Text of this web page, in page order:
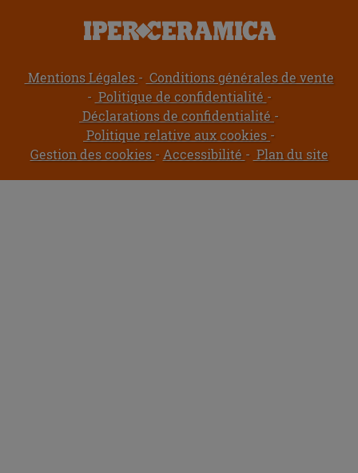
Mentions Légales
Conditions générales de vente
Politique de confidentialité
Déclarations de confidentialité
Politique relative aux cookies
Gestion des cookies
Accessibilité Plan du site